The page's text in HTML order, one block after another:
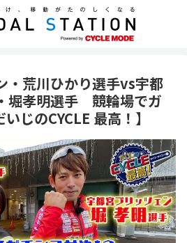
・荒川ひかり選手vs宇都
堀孝明選手 競輪場でガ
じのCYCLE 最高！】